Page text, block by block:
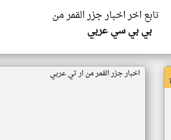
تابع اخر اخبار جزر القمر من
بي بي سي عربي
اخبار جزر القمر من ار تي عربي